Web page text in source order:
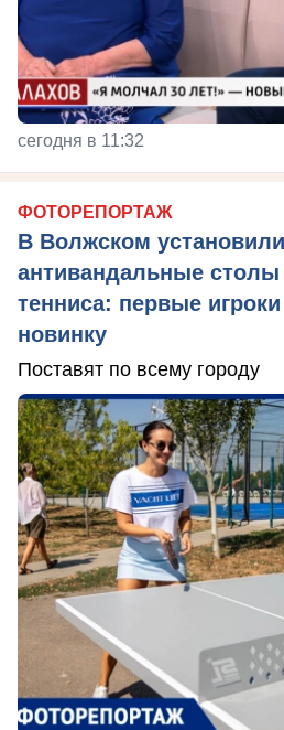
сегодня в 11:32
ФОТОРЕПОРТАЖ
В Волжском установили
антивандальные столы
тенниса: первые
новинку
Поставят по всему городу